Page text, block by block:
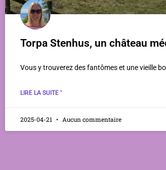
Torpa Stenhus, un château
Vous y trouverez des fantômes et une vieille
LIRE LA SUITE "
2025-04-21 Aucun commentaire